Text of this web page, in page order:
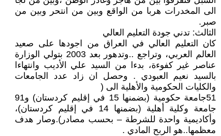
الى المخدرات هربا من الواقع وبين من انتحر وبين من
صبر.
الثالث: تدني جودة التعليم العالي
كان التعليم العالي في العراق من اجودها على صعيد
العالم العربي، وتراجع ..وتدهور بعد 2003 بتولي الوزارة
عناصر غير كفوءة، بدءا من السيد علي الأديب وانتهاءا
بالسيد نعيم العبودي . وحصل ان زاد عدد الجامعات
والكليات الحكومية والأهلية الى (
51جامعة حكومية (بضمنها 15 في إقليم كردستان) و91
جامعة وكلية أهلية (بضمنها 14 في إقليم كردستان)،
وأكاديمية واحدة للشرطة – بحسب مصادر).وصار هدف
معظمها..هو الربح المادي .